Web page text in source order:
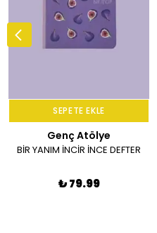
SEPETE EKLE
Genç Atölye
BİR YANIM İNCİR İNCE DEFTER
₺ 79.99